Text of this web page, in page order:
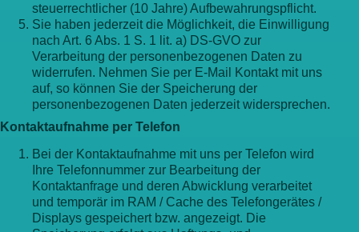
steuerrechtlicher (10 Jahre) Aufbewahrungspflicht.
Sie haben jederzeit die Möglichkeit, die Einwilligung
nach Art. 6 Abs. 1 S. 1 lit. a) DS-GVO zur
Verarbeitung der personenbezogenen Daten zu
widerrufen. Nehmen Sie per E-Mail Kontakt mit uns
auf, so können Sie der Speicherung der
personenbezogenen Daten jederzeit widersprechen.
Kontaktaufnahme per Telefon
Bei der Kontaktaufnahme mit uns per Telefon wird
Ihre Telefonnummer zur Bearbeitung der
Kontaktanfrage und deren Abwicklung verarbeitet
und temporär im RAM / Cache des Telefongerätes /
Displays gespeichert bzw. angezeigt. Die